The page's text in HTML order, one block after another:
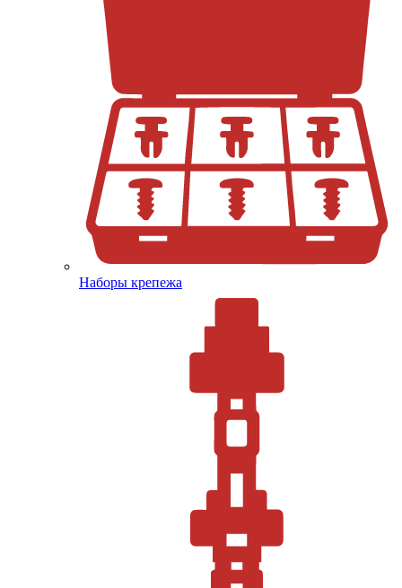
Наборы крепежа